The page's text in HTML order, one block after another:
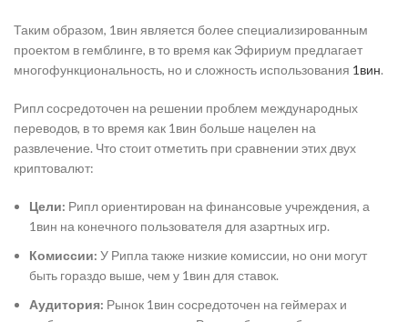
Таким образом, 1вин является более специализированным
проектом в гемблинге, в то время как Эфириум предлагает
многофункциональность, но и сложность использования 1вин.
Рипл сосредоточен на решении проблем международных
переводов, в то время как 1вин больше нацелен на
развлечение. Что стоит отметить при сравнении этих двух
криптовалют:
Цели: Рипл ориентирован на финансовые учреждения, а
1вин на конечного пользователя для азартных игр.
Комиссии: У Рипла также низкие комиссии, но они могут
быть гораздо выше, чем у 1вин для ставок.
Аудитория: Рынок 1вин сосредоточен на геймерах и